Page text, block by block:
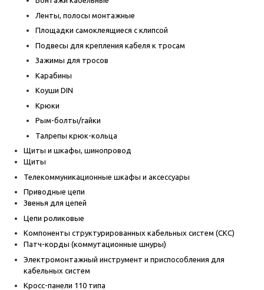
Ленты, полосы монтажные
Площадки самоклеящиеся с клипсой
Подвесы для крепления кабеля к тросам
Зажимы для тросов
Карабины
Коуши DIN
Крюки
Рым-болты/гайки
Талрепы крюк-кольца
Щиты и шкафы, шинопровод
Щиты
Телекоммуникационные шкафы и аксессуары
Приводные цепи
Звенья для цепей
Цепи роликовые
Компоненты структурированных кабельных систем (СКС)
Патч-корды (коммутационные шнуры)
Электромонтажный инструмент и приспособления для
кабельных систем
Кросс-панели 110 типа